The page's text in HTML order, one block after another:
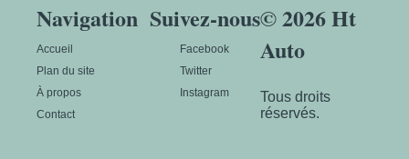
Navigation
Accueil
Plan du site
À propos
Contact
Suivez-nous
Facebook
Twitter
Instagram
© 2026 Ht
Auto
Tous droits
réservés.